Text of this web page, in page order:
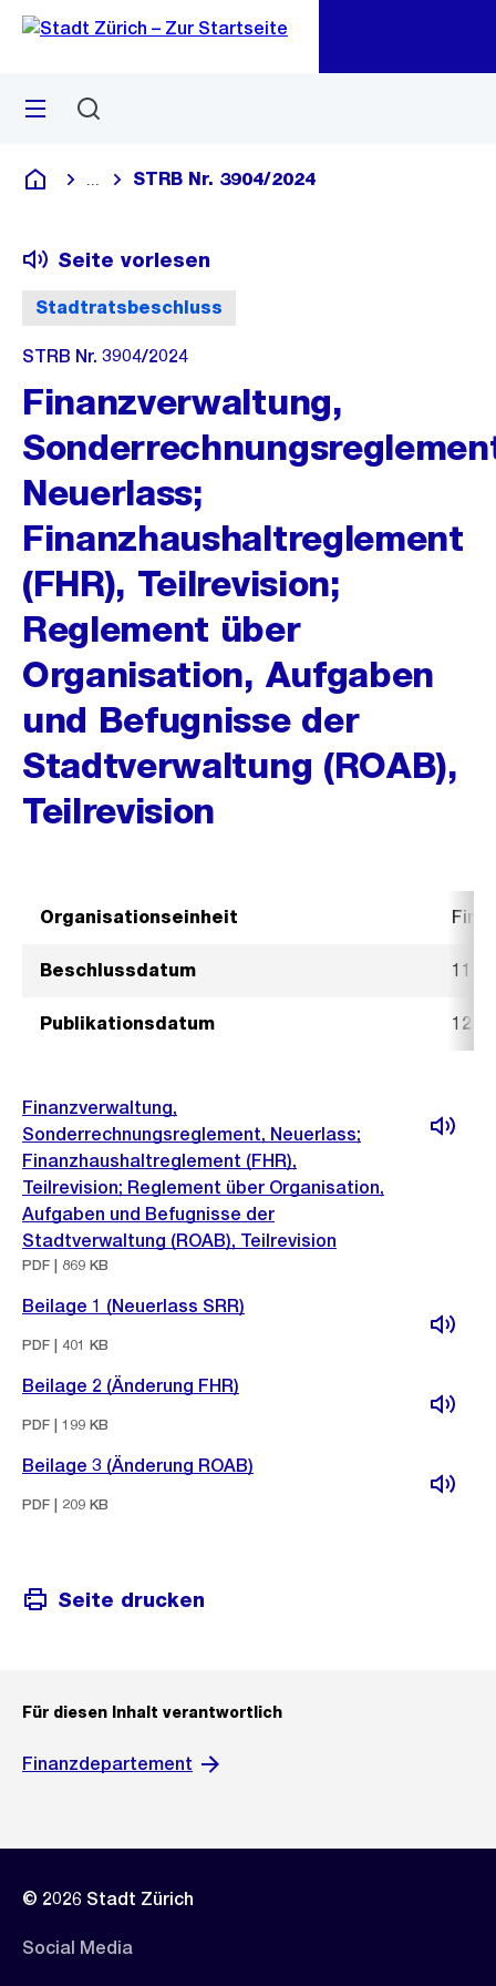
Navigation
Sprunglink
Menü
Deutsch
Blende alle Breadcrumbs ein
STRB Nr. 3904/2024
Stadtratsbeschluss
Seite vorlesen
STRB Nr. 3904/2024
Finanzverwaltung,
Neuerlass;
Finanzhaushaltreglement
(FHR), Teilrevision;
Reglement über
Organisation, Aufgaben
und Befugnisse der
Stadtverwaltung (ROAB),
Teilrevision
Organisationseinheit
Beschlussdatum 11.
Publikationsdatum 12.
Finanzverwaltung,
Sonderrechnungsreglement, Neuerlass;
Finanzhaushaltreglement (FHR),
Teilrevision; Reglement über Organisation,
Aufgaben und Befugnisse der
Stadtverwaltung (ROAB), Teilrevision
PDF | 869 KB
Beilage 1 (Neuerlass SRR)
PDF | 401 KB
Beilage 2 (Änderung FHR)
PDF | 199 KB
Beilage 3 (Änderung ROAB)
PDF | 209 KB
Seite drucken
Für diesen Inhalt verantwortlich
Finanzdepartement
© 2026 Stadt Zürich
Social Media